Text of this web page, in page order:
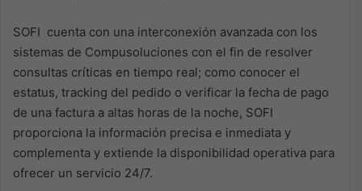
SOFI cuenta con una interconexión avanzada con los
sistemas de Compusoluciones con el fin de resolver
consultas críticas en tiempo real; como conocer el
estatus, tracking del pedido o verificar la fecha de pago
de una factura a altas horas de la noche, SOFI
proporciona la información precisa e inmediata y
complementa y extiende la disponibilidad operativa para
ofrecer un servicio 24/7.